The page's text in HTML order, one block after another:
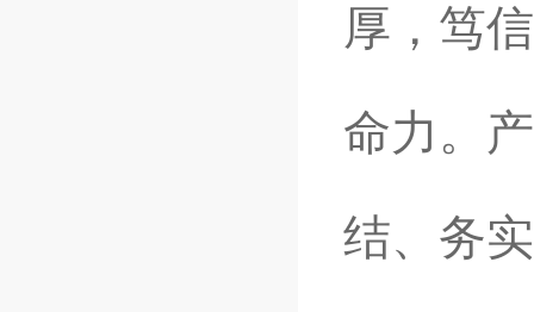
厚，笃
命力。
结、务